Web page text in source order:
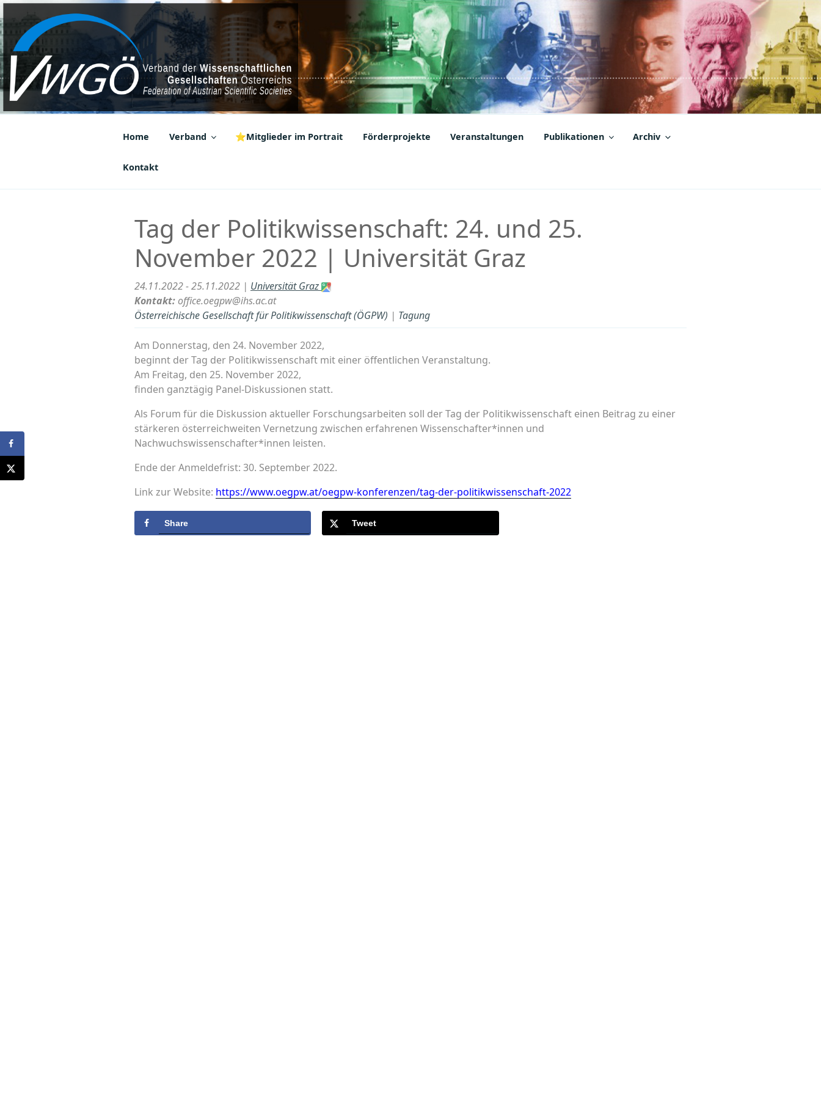
Zum
Inhalt
springen
VWGÖ
Federation of Austrian Scientific Societies
Home Verband ⭐Mitglieder im Portrait Förderprojekte Veranstaltungen Publikationen Archiv
Kontakt
Tag der Politikwissenschaft: 24. und 25.
November 2022 | Universität Graz
24.11.2022 - 25.11.2022 | Universität Graz
Kontakt:office.oegpw@ihs.ac.at
Österreichische Gesellschaft für Politikwissenschaft (ÖGPW) | Tagung
Am Donnerstag, den 24. November 2022,
beginnt der Tag der Politikwissenschaft mit einer öffentlichen Veranstaltung.
Am Freitag, den 25. November 2022,
finden ganztägig Panel-Diskussionen statt.
Als Forum für die Diskussion aktueller Forschungsarbeiten soll der Tag der Politikwissenschaft einen Beitrag zu einer
stärkeren österreichweiten Vernetzung zwischen erfahrenen Wissenschafter*innen und
Nachwuchswissenschafter*innen leisten.
Ende der Anmeldefrist: 30. September 2022.
Link zur Website: https://www.oegpw.at/oegpw-konferenzen/tag-der-politikwissenschaft-2022
Share Tweet